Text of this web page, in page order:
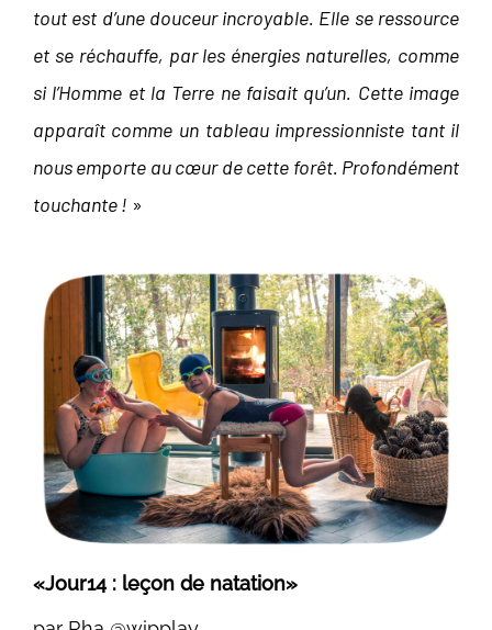
tout est d’une douceur incroyable. Elle se ressource
et se réchauffe, par les énergies naturelles, comme
si l’Homme et la Terre ne faisait qu’un. Cette image
apparaît comme un tableau impressionniste tant il
nous emporte au cœur de cette forêt. Profondément
touchante ! »
«Jour14 : leçon de natation»